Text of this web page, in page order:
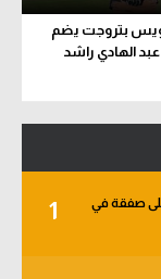
بتروجت يضم
الهادي راشد
1
صفقة في